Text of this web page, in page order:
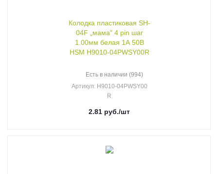
Колодка пластиковая SH-
04F „мама“ 4 pin шаг
1.00мм белая 1А 50В
HSM H9010-04PWSY00R
Есть в наличии (994)
Артикул: H9010-04PWSY00
R
2.81 руб./шт